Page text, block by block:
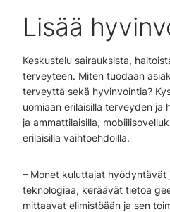
Lisää
Keskustelu sairauksista,
terveyteen. Miten tuodaan
terveyttä sekä hyvinvointia?
uomiaan erilaisilla terveyden ja
ja ammattilaisilla,
erilaisilla vaihtoehdoilla.
– Monet kuluttajat hyödyntävät
teknologiaa, keräävät tietoa
mittaavat elimistöään ja sen